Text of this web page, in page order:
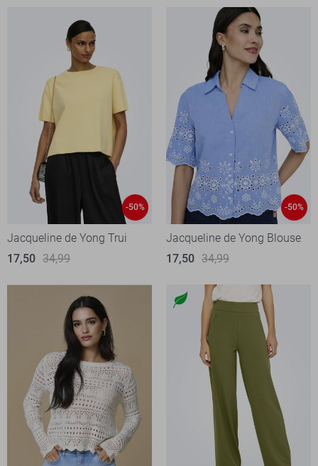
-50%
Jacqueline de Yong Trui
17,50 34,99
-50%
Jacqueline de Yong Blouse
17,50 34,99